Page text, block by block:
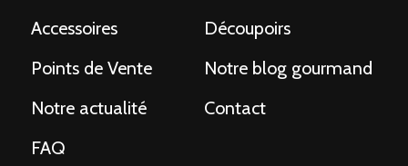
Accessoires
Découpoirs
Points de Vente
Notre blog gourmand
Notre actualité
Contact
FAQ